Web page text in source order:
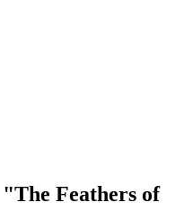
Feathers of